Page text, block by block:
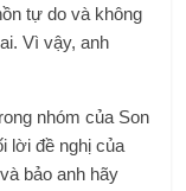
tự do và không
Vì vậy, anh
nhóm của Son
lời đề nghị của
bảo anh hãy